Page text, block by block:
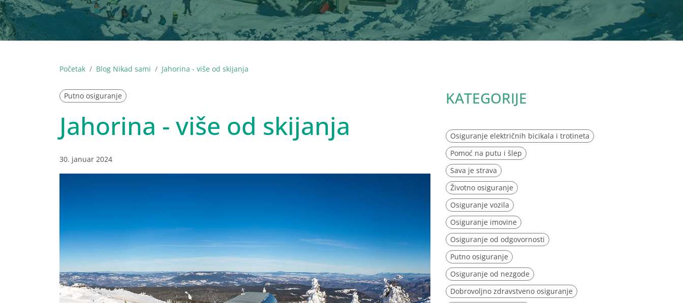
Početak Blog Nikad sami Jahorina - više od skijanja
Putno osiguranje
Jahorina - više od skijanja
30. januar 2024
KATEGORIJE
Osiguranje električnih bicikala i trotineta
Pomoć na putu i šlep
Sava je strava
Životno osiguranje
Osiguranje vozila
Osiguranje imovine
Osiguranje od odgovornosti
Putno osiguranje
Osiguranje od nezgode
Dobrovoljno zdravstveno osiguranje